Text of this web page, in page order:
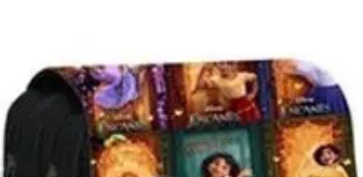
Viaja con Encanto